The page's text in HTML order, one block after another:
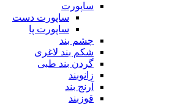
ساپورت
ساپورت دست
ساپورت پا
چشم بند
شکم بند لاغری
گردن بند طبی
زانوبند
آرنج بند
قوزبند